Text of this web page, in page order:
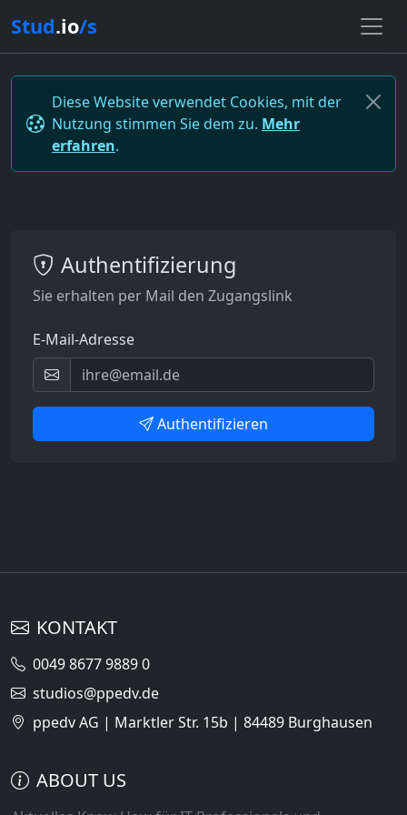
Stud.io/s
Diese Website verwendet Cookies, mit der
Nutzung stimmen Sie dem zu. Mehr
erfahren.
Authentifizierung
Sie erhalten per Mail den Zugangslink
E-Mail-Adresse
Authentifizieren
KONTAKT
0049 8677 9889 0
studios@ppedv.de
ppedv AG | Marktler Str. 15b | 84489 Burghausen
ABOUT US